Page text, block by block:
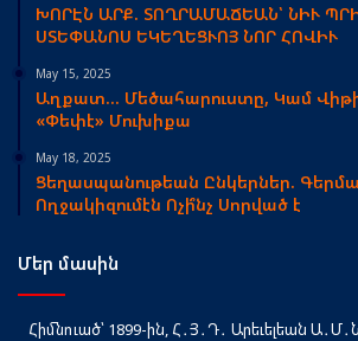
ԽՈՐԷՆ ԱՐՔ. ՏՈՂՐԱՄԱՃԵԱՆ՝ ՆԻՒ
ՍՏԵՓԱՆՈՍ ԵԿԵՂԵՑՒՈՅ ՆՈՐ ՀՈՎԻՒ
May 15, 2025
Աղքատ… Մեծահարուստը, Կամ
«Փեփէ» Մուխիքա
May 18, 2025
Ցեղասպանութեան Ընկերներ.
Ողջակիզումէն Ոչի՞նչ Սորված է
Մեր մասին
Հիմնուած՝ 1899-ին, Հ․Յ․Դ․ Արեւելեան